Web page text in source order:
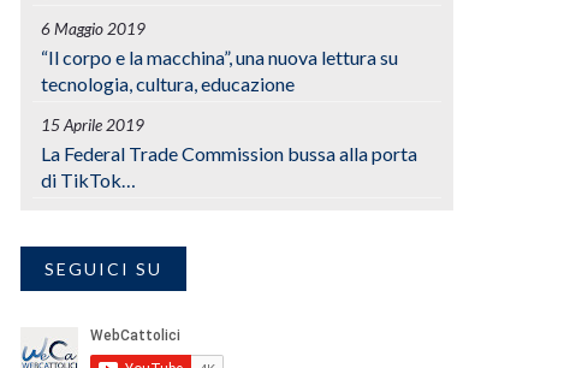
6 Maggio 2019
“Il corpo e la macchina”, una nuova lettura su
tecnologia, cultura, educazione
15 Aprile 2019
La Federal Trade Commission bussa alla porta
di TikTok…
SEGUICI SU